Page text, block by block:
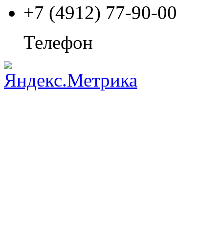
+7 (4912) 77-90-00
Телефон